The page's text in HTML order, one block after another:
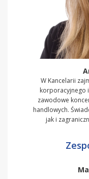
W Kancelarii
korporacyjnego
zawodowe
handlowych.
jak i